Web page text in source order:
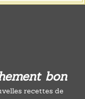
bon
recettes de